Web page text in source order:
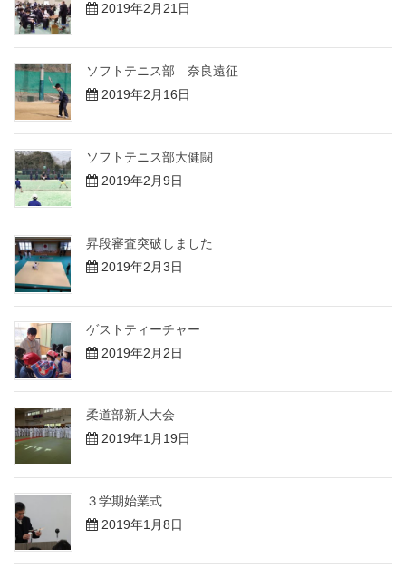
2019年2月21日
ソフトテニス部 奈良遠征
2019年2月16日
ソフトテニス部大健闘
2019年2月9日
昇段審査突破しました
2019年2月3日
ゲストティーチャー
2019年2月2日
柔道部新人大会
2019年1月19日
３学期始業式
2019年1月8日